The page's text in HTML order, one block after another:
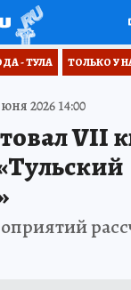
- ТУЛА ТОЛЬКО У
2026 14:00